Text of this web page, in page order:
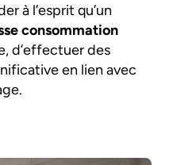
à l’esprit qu’un
consommation
d’effectuer des
en lien avec